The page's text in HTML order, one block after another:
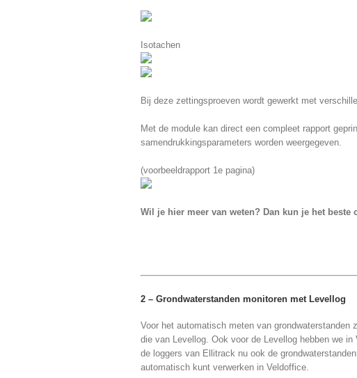
Isotachen
Bij deze zettingsproeven wordt gewerkt met
Met de module kan direct een compleet rapport
samendrukkingsparameters worden weergegeven.
(voorbeeldrapport 1e pagina)
Wil je hier meer van weten? Dan kun je het beste
2 – Grondwaterstanden monitoren met Levellog
Voor het automatisch meten van grondwaterstanden
die van Levellog. Ook voor de Levellog hebben we
de loggers van Ellitrack nu ook de
automatisch kunt verwerken in Veldoffice.